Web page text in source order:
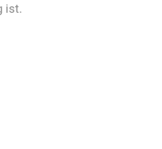
ist.